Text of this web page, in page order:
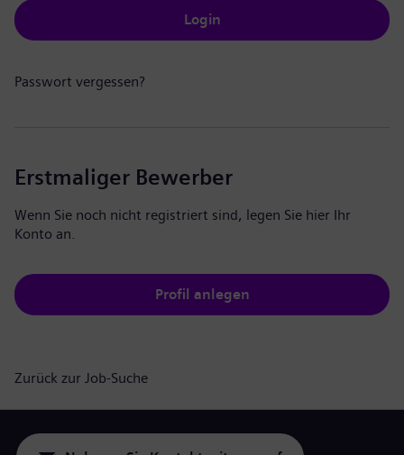
Login
Passwort vergessen?
Erstmaliger Bewerber
Wenn Sie noch nicht registriert sind, legen Sie hier Ihr
Konto an.
Profil anlegen
Zurück zur Job-Suche